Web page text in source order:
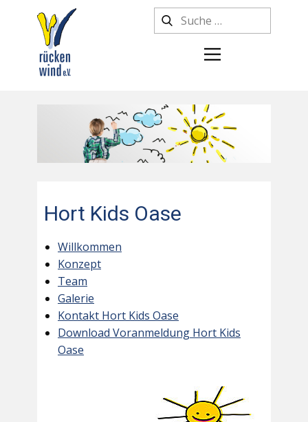
Hort Kids Oase
Willkommen
Konzept
Team
Galerie
Kontakt Hort Kids Oase
Download Voranmeldung Hort Kids
Oase